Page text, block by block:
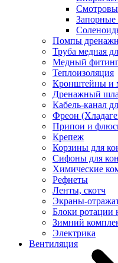
Запорные
Помпы
Труба медная
Медный
Теплоизоляция
Кронштейны и
Дренажный
Кабель-канал
Фреон
Припои и
Крепеж
Корзины для
Сифоны для
Химические
Рефнеты
Ленты, скотч
Экраны-
Блоки ротации
Зимний
Электрика
Вентиляция